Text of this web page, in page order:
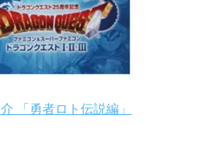
「勇者ロト伝説編」